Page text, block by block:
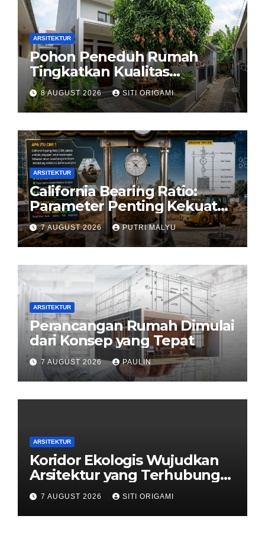
ARSITEKTUR
Pohon Peneduh Rumah
Tingkatkan Kualitas
Arsitektur Hunian
8 AUGUST 2026 SITI ORIGAMI
ARSITEKTUR
California Bearing Ratio:
Parameter Penting Kekuatan
Tanah Konstruksi
7 AUGUST 2026 PUTRI MALYU
ARSITEKTUR
Perancangan Rumah Dimulai
dari Konsep yang Tepat
7 AUGUST 2026 PAULIN
ARSITEKTUR
Koridor Ekologis Wujudkan
Arsitektur yang Terhubung
dengan Alam
7 AUGUST 2026 SITI ORIGAMI